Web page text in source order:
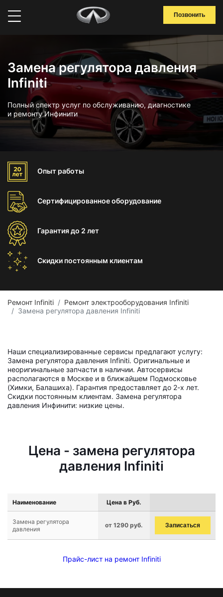
Позвонить
Замена регулятора давления
Infiniti
Полный спектр услуг по обслуживанию, диагностике
и ремонту Инфинити
Опыт работы
Сертифицированноеоборудование
Гарантиядо 2 лет
Скидки постоянным клиентам
Ремонт Infiniti
Ремонт электрооборудования Infiniti
Замена регулятора давления Infiniti
Наши специализированные сервисы предлагают услугу:
Замена регулятора давления Infiniti. Оригинальные и
неоригинальные запчасти в наличии. Автосервисы
располагаются в Москве и в ближайшем Подмосковье
(Химки, Балашиха). Гарантия предоставляет до 2-х лет.
Скидки постоянным клиентам. Замена регулятора
давления Инфинити: низкие цены.
Цена - замена регулятора
давления Infiniti
Наименование Цена в Руб.
Замена регулятора
давления
от 1290 руб. Записаться
Прайс-лист на ремонт Infiniti